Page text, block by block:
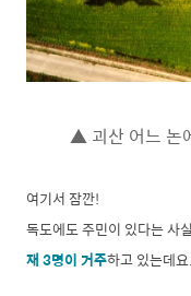
▲ 괴산 어느 논
여기서 잠깐!
독도에도 주민이 있다는 사
재 3명이 거주하고 있는데요.